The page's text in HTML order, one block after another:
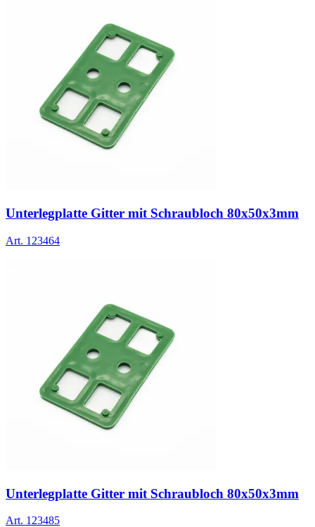
Unterlegplatte Gitter mit Schraubloch 80x50x3mm
Art. 123464
Unterlegplatte Gitter mit Schraubloch 80x50x3mm
Art. 123485